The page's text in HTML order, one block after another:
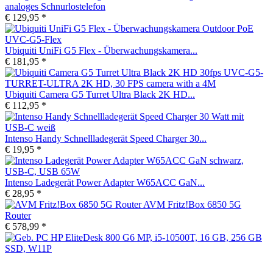
analoges Schnurlostelefon
€ 129,95 *
Ubiquiti UniFi G5 Flex - Überwachungskamera...
€ 181,95 *
Ubiquiti Camera G5 Turret Ultra Black 2K HD...
€ 112,95 *
Intenso Handy Schnellladegerät Speed Charger 30...
€ 19,95 *
Intenso Ladegerät Power Adapter W65ACC GaN...
€ 28,95 *
AVM Fritz!Box 6850 5G
Router
€ 578,99 *